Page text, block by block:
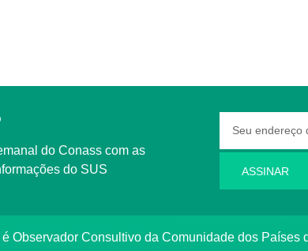
do SUS
ASSINAR
é Observador Consultivo da Comunidade dos